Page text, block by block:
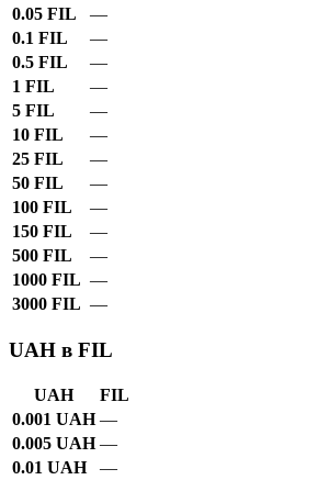
0.05 FIL
—
0.1 FIL
—
0.5 FIL
—
1 FIL
—
5 FIL
—
10 FIL
—
25 FIL
—
50 FIL
—
100 FIL
—
150 FIL
—
500 FIL
—
1000 FIL —
3000 FIL —
UAH в FIL
UAH
FIL
0.001 UAH —
0.005 UAH —
0.01 UAH
—